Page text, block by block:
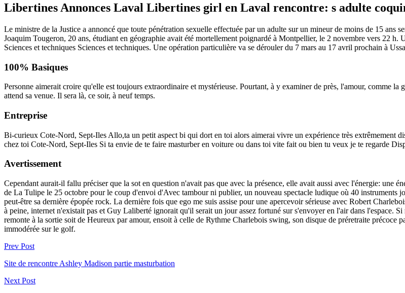
Libertines Annonces Laval Libertines girl en Laval rencontre: s adulte
Le ministre de la Justice a annoncé que toute pénétration sexuelle effectuée par un adulte sur un mineur de moins de 15 ans
Joaquim Tougeron, 20 ans, étudiant en géographie avait été mortellement poignardé à Montpellier, le 2 novembre vers 22 h.
Sciences et techniques Sciences et techniques. Une opération particulière va se dérouler du 7 mars au 17 avril prochain à
100% Basiques
Personne aimerait croire qu'elle est toujours extraordinaire et mystérieuse. Pourtant, à y examiner de près, l'amour, comme
attend sa venue. Il sera là, ce soir, à neuf temps.
Entreprise
Bi-curieux Cote-Nord, Sept-Iles Allo,ta un petit aspect bi qui dort en toi alors aimerai vivre un expérience très extrêmement
chez toi Cote-Nord, Sept-Iles Si ta envie de te faire masturber en voiture ou dans toi vite fait ou bien tu veux je te regarde
Avertissement
Cependant aurait-il fallu préciser que la sot en question n'avait pas que avec la présence, elle avait aussi avec l'énergie: une
de La Tulipe le 25 octobre pour le coup d'envoi d'Avec tambour ni publier, un nouveau spectacle ludique où 40 instruments
peut-être sa dernière épopée rock. La dernière fois que ego me suis assise pour une apercevoir sérieuse avec Robert
à peine, internet n'existait pas et Guy Laliberté ignorait qu'il serait un jour assez fortuné sur s'envoyer en l'air dans l'espace.
remonte à la sortie soit de Heureux par amour, ensoit à celle de Rythme Charlebois swing, son disque de préretraite précoce
immodérée sur le golf.
Prev Post
Site de rencontre Ashley Madison partie masturbation
Next Post